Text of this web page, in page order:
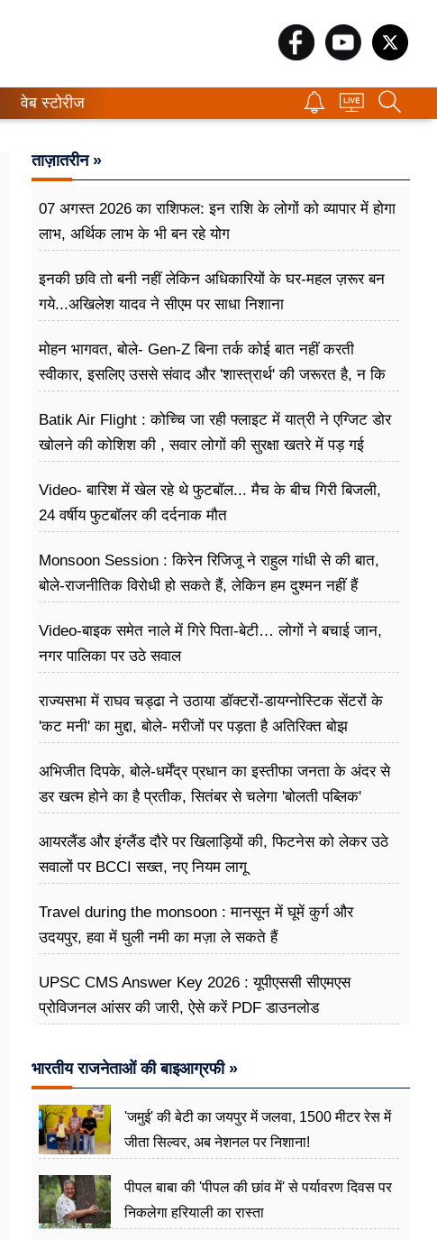
वेब स्टोरीज
ताज़ातरीन »
07 अगस्त 2026 का राशिफल: इन राशि के लोगों को व्यापार में होगा
लाभ, अर्थिक लाभ के भी बन रहे योग
इनकी छवि तो बनी नहीं लेकिन अधिकारियों के घर-महल ज़रूर बन
गये...अखिलेश यादव ने सीएम पर साधा​ निशाना
मोहन भागवत, बोले- Gen-Z बिना तर्क कोई बात नहीं करती
स्वीकार, इसलिए उससे संवाद और 'शास्त्रार्थ' की जरूरत है, न कि
Batik Air Flight : कोच्चि जा रही फ्लाइट में यात्री ने एग्जिट डोर
खोलने की कोशिश की , सवार लोगों की सुरक्षा खतरे में पड़ गई
Video- बारिश में खेल रहे थे फुटबॉल... मैच के बीच गिरी बिजली,
24 वर्षीय फुटबॉलर की दर्दनाक मौत
Monsoon Session : किरेन रिजिजू ने राहुल गांधी से की बात,
बोले-राजनीतिक विरोधी हो सकते हैं, लेकिन हम दुश्मन नहीं हैं
Video-बाइक समेत नाले में गिरे पिता-बेटी… लोगों ने बचाई जान,
नगर पालिका पर उठे सवाल
राज्यसभा में राघव चड्ढा ने उठाया डॉक्टरों-डायग्नोस्टिक सेंटरों के
'कट मनी' का मुद्दा, बोले- मरीजों पर पड़ता है अ​तिरिक्त बोझ
अभिजीत दिपके, बोले-धर्मेंद्र प्रधान का इस्तीफा जनता के अंदर से
डर खत्म होने का है प्रतीक, सितंबर से चलेगा 'बोलती पब्लिक'
आयरलैंड और इंग्लैंड दौरे पर खिलाड़ियों की, फिटनेस को लेकर उठे
सवालों पर BCCI सख्त, नए नियम लागू
Travel during the monsoon : मानसून में घूमें कुर्ग और
उदयपुर, हवा में घुली नमी का मज़ा ले सकते हैं
UPSC CMS Answer Key 2026 : यूपीएससी सीएमएस
प्रोविजनल आंसर की जारी, ऐसे करें PDF डाउनलोड
भारतीय राजनेताओं की बाइआग्रफी »
'जमुई' की बेटी का जयपुर में जलवा, 1500 मीटर रेस में
जीता सिल्वर, अब नेशनल पर निशाना!
पीपल बाबा की 'पीपल की छांव में' से पर्यावरण दिवस पर
निकलेगा हरियाली का रास्ता